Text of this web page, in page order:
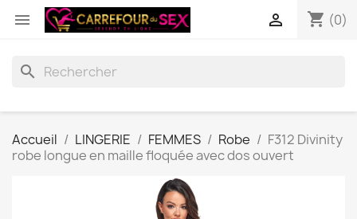
 shopping_cart (0)

search
Accueil LINGERIE FEMMES Robe
F312 Divinity
robe longue en maille floquée avec dos ouvert